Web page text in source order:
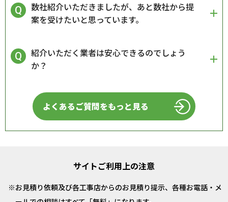
数社紹介いただきましたが、あと数社から提
案を受けたいと思っています。
紹介いただく業者は安心できるのでしょう
か？
よくあるご質問をもっと見る
サイトご利用上の注意
お見積り依頼及び各工事店からのお見積り提示、各種お電話・メ